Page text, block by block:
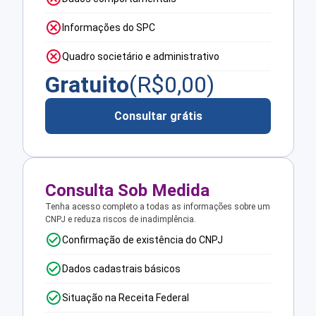
Informações do SPC
Quadro societário e administrativo
Gratuito(R$0,00)
Consultar grátis
Consulta Sob Medida
Tenha acesso completo a todas as informações sobre um
CNPJ e reduza riscos de inadimplência.
Confirmação de existência do CNPJ
Dados cadastrais básicos
Situação na Receita Federal